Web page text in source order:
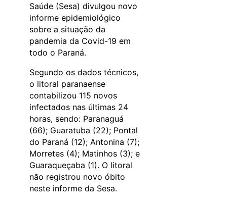
Saúde (Sesa) divulgou novo
informe epidemiológico
sobre a situação da
pandemia da Covid-19 em
todo o Paraná.
Segundo os dados técnicos,
o litoral paranaense
contabilizou 115 novos
infectados nas últimas 24
horas, sendo: Paranaguá
(66); Guaratuba (22); Pontal
do Paraná (12); Antonina (7);
Morretes (4); Matinhos (3); e
Guaraqueçaba (1). O litoral
não registrou novo óbito
neste informe da Sesa.